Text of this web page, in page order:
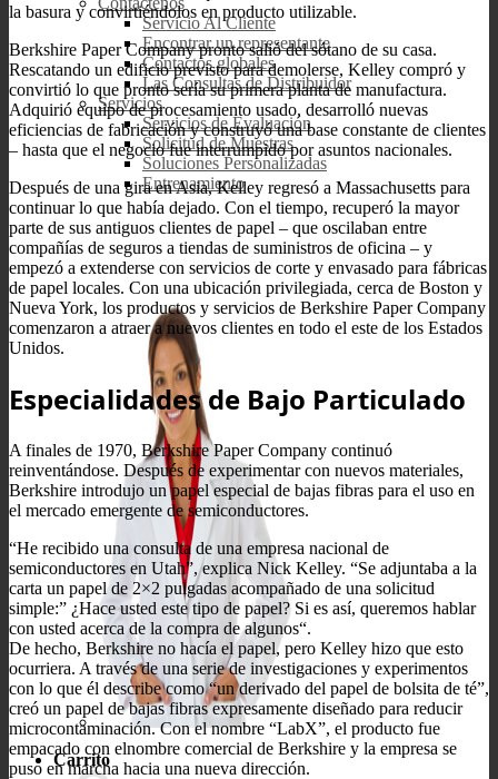
Servicio Al Cliente
Encontrar un representante
Contactos globales
Las Consultas de Distribuidor
Servicios
Servicios de Evaluación
Solicitud de Muestras
Soluciones Personalizadas
Entrenamiento
Carrito
la basura y convirtiéndolos en producto utilizable.
Berkshire Paper Company pronto salió del sótano de su casa.
Rescatando un edificio previsto para demolerse, Kelley compró y
convirtió lo que pronto sería su primera planta de manufactura.
Adquirió equipo de procesamiento usado, desarrolló nuevas
eficiencias de fabricación y construyó una base constante de clientes
– hasta que el negocio fue interrumpido por asuntos nacionales.
Después de una gira en Asia, Kelley regresó a Massachusetts para
continuar lo que había dejado. Con el tiempo, recuperó la mayor
parte de sus antiguos clientes de papel – que oscilaban entre
compañías de seguros a tiendas de suministros de oficina – y
empezó a extenderse con servicios de corte y envasado para fábricas
de papel locales. Con una ubicación privilegiada, cerca de Boston y
Nueva York, los productos y servicios de Berkshire Paper Company
comenzaron a atraer a nuevos clientes en todo el este de los Estados
Unidos.
Especialidades de Bajo Particulado
A finales de 1970, Berkshire Paper Company continuó
reinventándose. Después de experimentar con nuevos materiales,
Berkshire introdujo un papel especial de bajas fibras para el uso en
el mercado emergente de semiconductores.
“He recibido una consulta de una empresa nacional de
semiconductores en Utah”, explica Nick Kelley. “Se adjuntaba a la
carta un papel de 2×2 pulgadas acompañado de una solicitud
simple:” ¿Hace usted este tipo de papel? Si es así, queremos hablar
con usted acerca de la compra de algunos“.
De hecho, Berkshire no hacía el papel, pero Kelley hizo que esto
ocurriera. A través de una serie de investigaciones y experimentos
con lo que él describe como “un derivado del papel de bolsita de té”,
creó un papel de bajas fibras expresamente diseñado para reducir
microcontaminación. Con el nombre “LabX”, el producto fue
empacado con elnombre comercial de Berkshire y la empresa se
puso en marcha hacia una nueva dirección.